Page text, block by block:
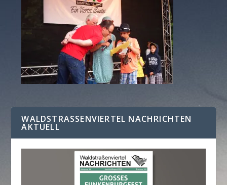
WALDSTRASSENVIERTEL NACHRICHTEN A
KTUELL